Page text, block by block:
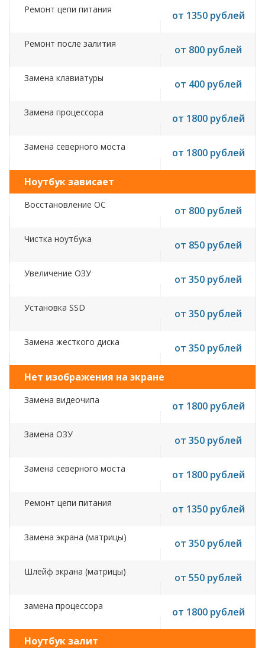
Ремонт цепи питания от 1350 рублей
Ремонт после залития от 800 рублей
Замена клавиатуры от 400 рублей
Замена процессора от 1800 рублей
Замена северного моста от 1800 рублей
Ноутбук зависает
Восстановление ОС от 800 рублей
Чистка ноутбука от 850 рублей
Увеличение ОЗУ от 350 рублей
Установка SSD от 350 рублей
Замена жесткого диска от 350 рублей
Нет изображения на экране
Замена видеочипа от 1800 рублей
Замена ОЗУ от 350 рублей
Замена северного моста от 1800 рублей
Ремонт цепи питания от 1350 рублей
Замена экрана (матрицы) от 350 рублей
Шлейф экрана (матрицы) от 550 рублей
замена процессора от 1800 рублей
Ноутбук залит